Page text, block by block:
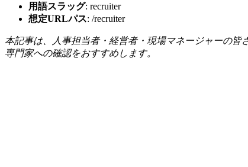
用語スラッグ: recruiter
想定URLパス: /recruiter
本記事は、人事担当者・経営者・現場マネージャーの皆
専門家への確認をおすすめします。